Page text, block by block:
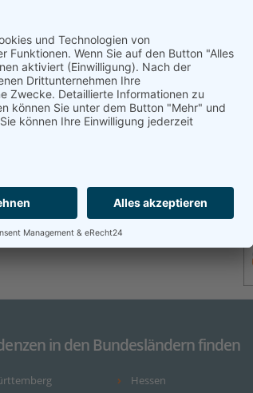
über residenzen.de nicht direkt
in den Bundesländern finden
Hessen